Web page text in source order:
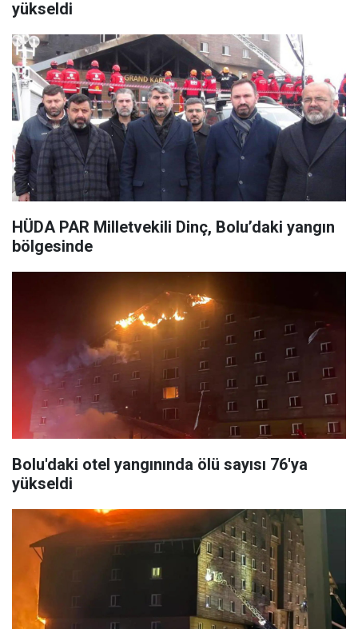
yükseldi
HÜDA PAR Milletvekili Dinç, Bolu’daki yangın
bölgesinde
Bolu'daki otel yangınında ölü sayısı 76'ya
yükseldi